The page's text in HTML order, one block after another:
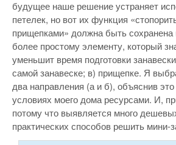
будущее наше решение устраняет
петелек, но вот их функция
прищепками» должна быть сохранена
более простому элементу, который
уменьшит время подготовки
самой занавеске; в) прищепке. Я
два направления (а и б), объяснив
условиях моего дома ресурсами. И,
потому что выявляется много
практических способов решить мини-